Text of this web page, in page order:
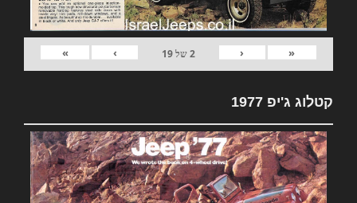
«
‹
2של19
›
»
קטלוג ג'יפ 1977